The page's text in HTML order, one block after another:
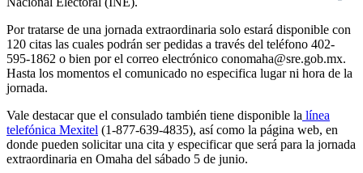
Por tratarse de una jornada extraordinaria solo estará disponible con
120 citas las cuales podrán ser pedidas a través del teléfono 402-
595-1862 o bien por el correo electrónico conomaha@sre.gob.mx.
Hasta los momentos el comunicado no especifica lugar ni hora de la
jornada.
Vale destacar que el consulado también tiene disponible la línea
telefónica Mexitel (1-877-639-4835), así como la página web, en
donde pueden solicitar una cita y especificar que será para la jornada
extraordinaria en Omaha del sábado 5 de junio.